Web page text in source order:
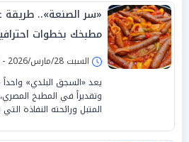
«سر الصنعة»..
مطبخك بخطوات
السبت 28/مارس/2026 - 10:15 م
يعد «السجق البلدي»
وتقديراً في المطبخ
المتبل ورائحته النفاذة